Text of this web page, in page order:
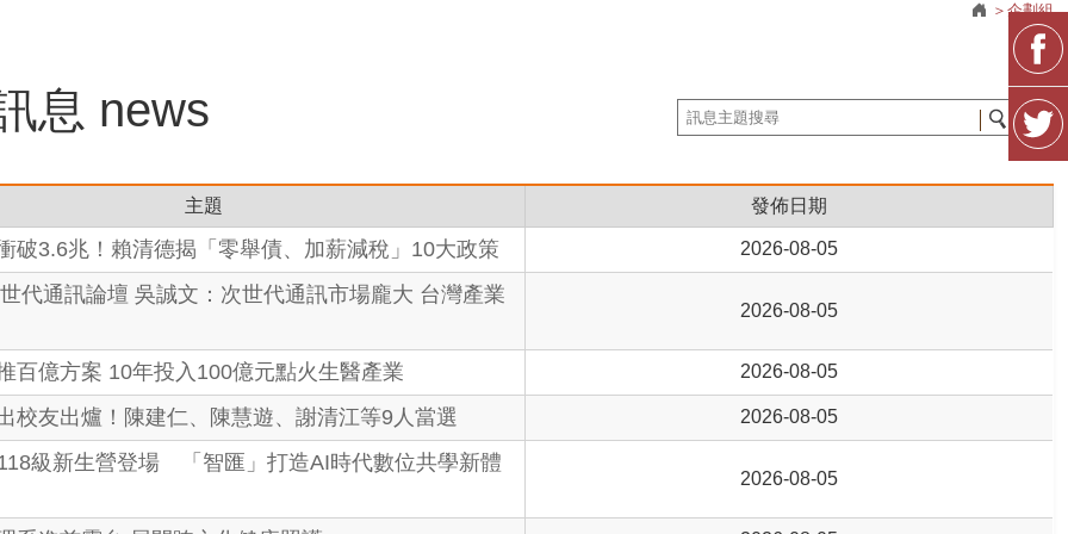
企劃組
息 news
主題 發佈日期
破3.6兆！賴清德揭「零舉債、加薪減稅」10大政策 2026-08-05
代通訊論壇 吳誠文：次世代通訊市場龐大 台灣產業
2026-08-05
百億方案 10年投入100億元點火生醫產業 2026-08-05
校友出爐！陳建仁、陳慧遊、謝清江等9人當選 2026-08-05
級新生營登場 「智匯」打造AI時代數位共學新體
2026-08-05